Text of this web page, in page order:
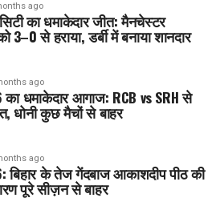
ago
का धमाकेदार जीत: मैनचेस्टर
3–0 से हराया, डर्बी में बनाया शानदार
ago
का धमाकेदार आगाज: RCB vs SRH से
धोनी कुछ मैचों से बाहर
ago
बिहार के तेज गेंदबाज आकाशदीप पीठ की
पूरे सीज़न से बाहर